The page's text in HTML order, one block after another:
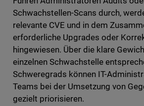
Schwachstellen-Scans durch,
relevante CVE und in dem
erforderliche Upgrades oder
hingewiesen. Über die klare
einzelnen Schwachstelle
Schweregrads können IT-
Teams bei der Umsetzung von
gezielt priorisieren.